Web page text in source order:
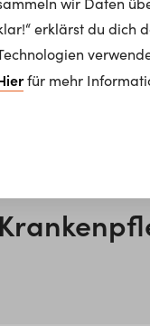
erklärst du dich
für mehr